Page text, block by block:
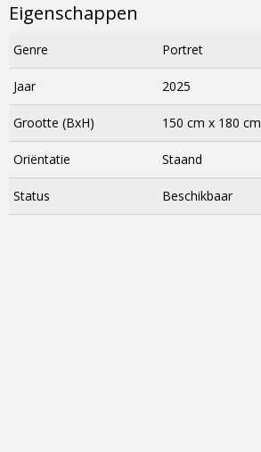
Eigenschappen
Genre Portret
Jaar 2025
Grootte (BxH) 150 cm x 180 cm
Oriëntatie Staand
Status Beschikbaar